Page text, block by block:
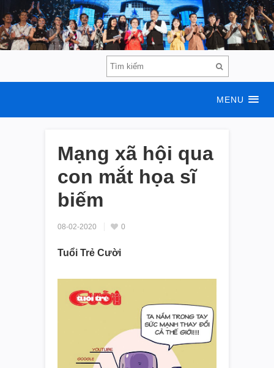
MENU
Mạng xã hội qua
con mắt họa sĩ
biếm
08-02-2020 0
Tuổi Trẻ Cười